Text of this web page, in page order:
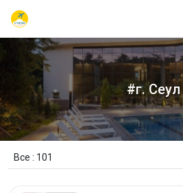
#г. Сеул
Все : 101